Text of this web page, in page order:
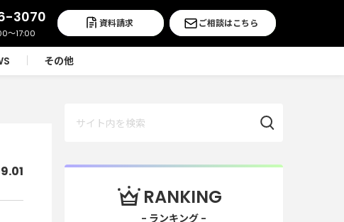
その他
3070 資料請求 ご相談はこちら
RANKING